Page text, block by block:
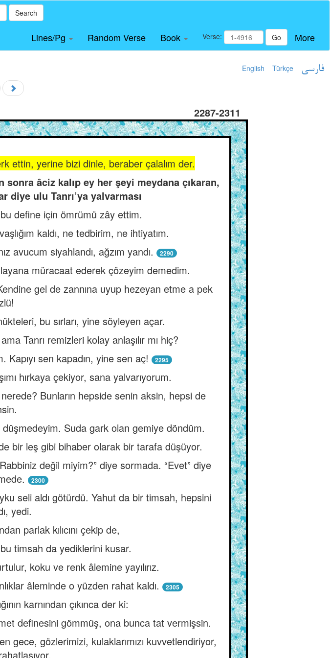
Search
Lines/Pg Random Verse Book Verse: Go More
English Türkçe فارسی
2287-2311
ettin, yerine bizi dinle, beraber çalalım der.
âciz kalıp ey her şeyi meydana çıkaran,
diye ulu Tanrı’ya yalvarması
define için ömrümü zây ettim.
kaldı, ne tedbirim, ne ihtiyatım.
avucum siyahlandı, ağzım yandı.
2290
müracaat ederek çözeyim demedim.
gel de zannına uyup hezeyan etme a pek
bu sırları, yine söyleyen açar.
Tanrı remizleri kolay anlaşılır mı hiç?
sen kapadın, yine sen aç!
2295
hırkaya çekiyor, sana yalvarıyorum.
Bunların hepside senin aksin, hepsi de
Suda gark olan gemiye döndüm.
bir leş gibi bihaber olarak bir tarafa düşüyor.
değil miyim?” diye sormada. “Evet” diye
2300
seli aldı götürdü. Yahut da bir timsah, hepsini
yedi.
parlak kılıcını çekip de,
timsah da yediklerini kusar.
koku ve renk âlemine yayılırız.
âleminde o yüzden rahat kaldı.
2305
karnından çıkınca der ki:
definesini gömmüş, ona bunca tat vermişsin.
gözlerimizi, kulaklarımızı kuvvetlendiriyor,